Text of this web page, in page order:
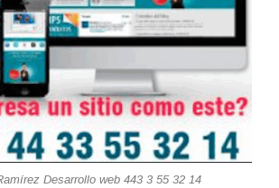
Desarrollo web 443 3 55 32 14